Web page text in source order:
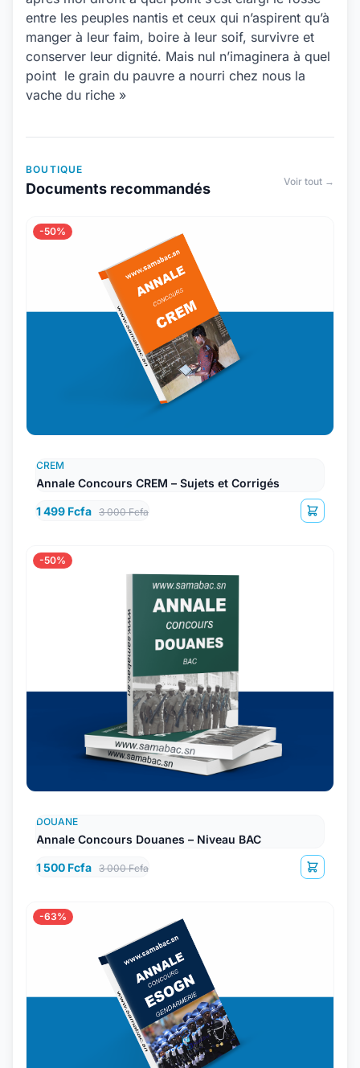
entre les peuples nantis et ceux qui n’aspirent qu’à
manger à leur faim, boire à leur soif, survivre et
conserver leur dignité. Mais nul n’imaginera à quel
point le grain du pauvre a nourri chez nous la
vache du riche »
BOUTIQUE
Documents recommandés Voir tout →
-50%
CREM
Annale Concours CREM – Sujets et Corrigés
1 499 Fcfa 3 000 Fcfa
-50%
DOUANE
Annale Concours Douanes – Niveau BAC
1 500 Fcfa 3 000 Fcfa
-63%